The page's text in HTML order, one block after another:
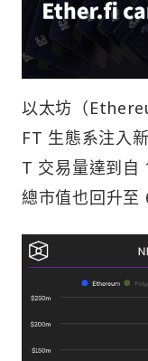
以太坊（
FT 生態系注入
T 交易量達到自
總市值也回升至